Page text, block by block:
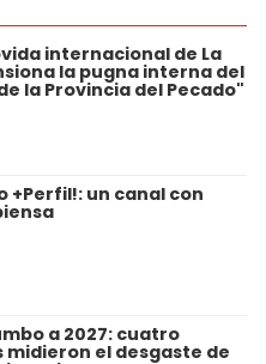
internacional de La
la pugna interna del
la Provincia del Pecado"
+Perfil!: un canal con
a 2027: cuatro
el desgaste de